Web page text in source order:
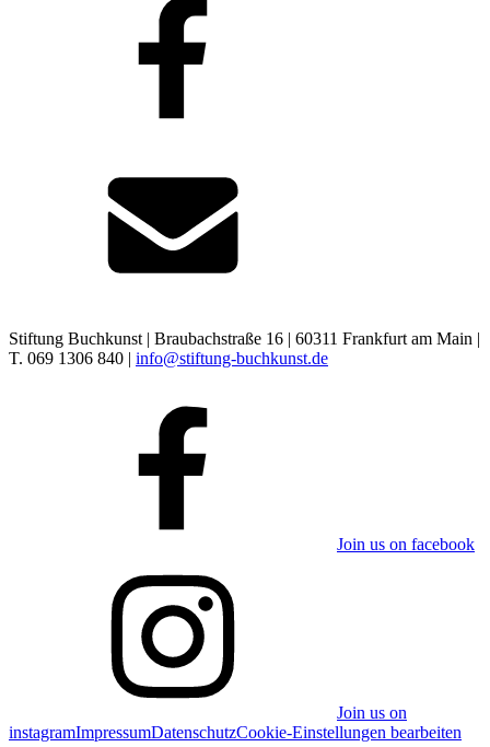
Stiftung Buchkunst | Braubachstraße 16 | 60311 Frankfurt am Main |
T. 069 1306 840 | info@stiftung-buchkunst.de
Join us on facebook
Join us on
instagramImpressumDatenschutzCookie-Einstellungen bearbeiten